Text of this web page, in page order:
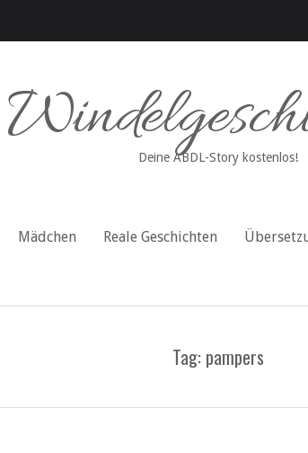
Deine ABDL-Story kostenlos!
Mädchen Reale Geschichten
Tag: pampers